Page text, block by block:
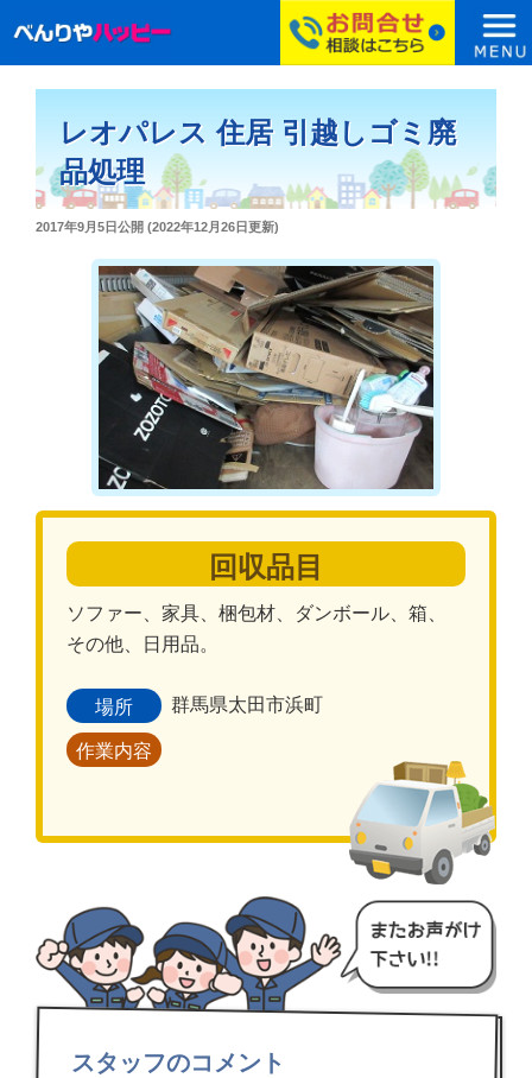
レオパレス 住居 引越しゴミ廃
品処理
投
2017年9月5日公開 (2022年12月26日更新)
回収品目
ソファー、家具、梱包材、ダンボール、箱、
その他、日用品。
場所 群馬県太田市浜町
作業内容
スタッフのコメント